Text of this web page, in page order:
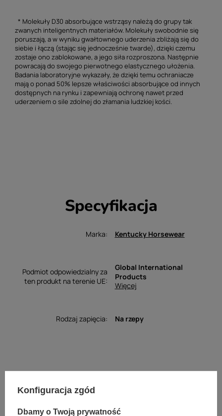
* Molekuły D30 absorbujące wstrząsy należą do grupy tak
zwanych inteligentnych materiałów. Molekuły swobodnie się
poruszają, a w wyniku gwałtownego uderzenia zbliżają się do
siebie i łączą (stając się jednocześnie twarde), dzięki czemu
zostaje ono zablokowane, a jego siła rozproszona. Następnie
powracają do swojego pierwotnego elastycznego ułożenia.
Badania laboratoryjne wykazały, że dzięki temu ochraniacze
mają o ponad 50% lepsze właściwości absorbujące od innych
dostępnych na rynku i zapewniają ochronę nawet przed
uderzeniem o sile zdolnej do złamania ludzkiej kości.
Specyfikacja
Marka Kentucky Horsewear
Podmiot odpowiedzialny za
ten produkt na terenie UE
Global International
Products
Więcej
Rodzaj zapięcia Na rzepy
Opinie
Konfiguracja zgód
Dbamy o Twoją prywatność